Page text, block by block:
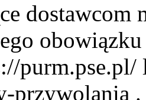
dostawcom
przywolania